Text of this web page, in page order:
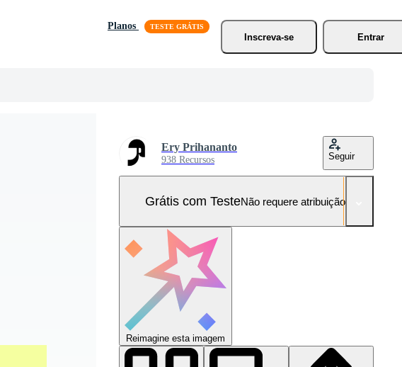
Planos
Inscreva-se
Entrar
Ery Prihananto
938 Recursos Seguir
Grátis com TesteNão requere atribuição!
Reimagine esta imagem